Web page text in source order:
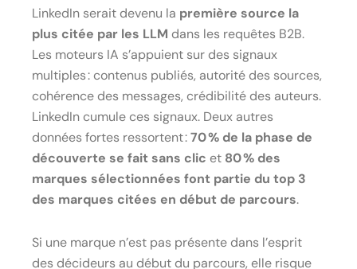
LinkedIn serait devenu la première source la
plus citée par les LLM dans les requêtes B2B.
Les moteurs IA s’appuient sur des signaux
multiples : contenus publiés, autorité des sources,
cohérence des messages, crédibilité des auteurs.
LinkedIn cumule ces signaux. Deux autres
données fortes ressortent :70 % de la phase de
découverte se fait sans clic et 80 % des
marques sélectionnées font partie du top 3
des marques citées en début de parcours.
Si une marque n’est pas présente dans l’esprit
des décideurs au début du parcours, elle risque